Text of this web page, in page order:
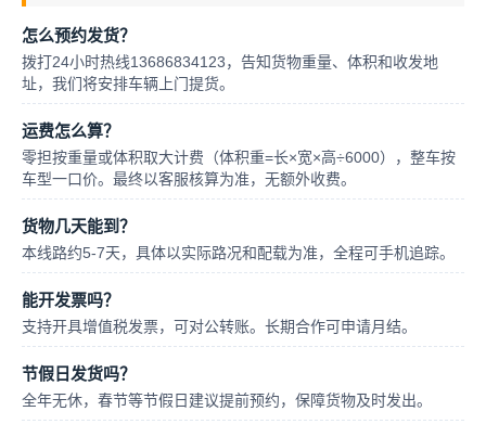
怎么预约发货？
拨打24小时热线13686834123，告知货物重量、体积和收发地
址，我们将安排车辆上门提货。
运费怎么算？
零担按重量或体积取大计费（体积重=长×宽×高÷6000），整车按
车型一口价。最终以客服核算为准，无额外收费。
货物几天能到？
本线路约5-7天，具体以实际路况和配载为准，全程可手机追踪。
能开发票吗？
支持开具增值税发票，可对公转账。长期合作可申请月结。
节假日发货吗？
全年无休，春节等节假日建议提前预约，保障货物及时发出。